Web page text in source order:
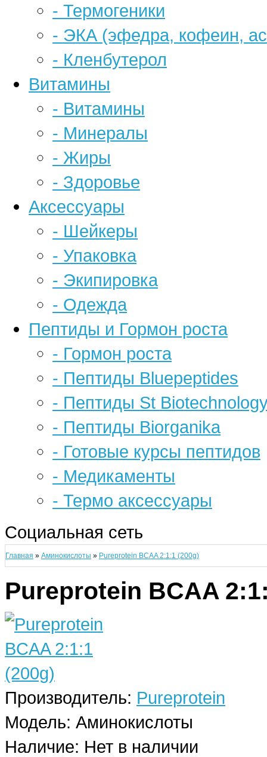
- Термогеники
- ЭКА (эфедра, кофеин,
- Кленбутерол
Витамины
- Витамины
- Минералы
- Жиры
- Здоровье
Аксессуары
- Шейкеры
- Упаковка
- Экипировка
- Одежда
Пептиды и Гормон роста
- Гормон роста
- Пептиды Bluepeptides
- Пептиды St
- Пептиды Biorganika
- Готовые курсы пептидов
- Медикаменты
- Термо аксессуары
Социальная сеть
Главная » Аминокислоты » Pureprotein BCAA 2:1:1 (200g)
Pureprotein BCAA
Производитель: Pureprotein
Модель: Аминокислоты
Наличие: Нет в наличии